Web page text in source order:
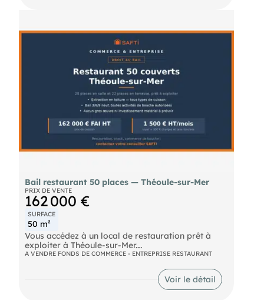
commerces alimentaires. Climatisation réversible,
double vitrage. Possibilité d'acquérir en
supplément 3 places de parking devant le local.
Taxe foncière : 1400 euros par an. Charges de
copro : 125 euros HT par mois. Délégation de
Cette annonce vous est proposée par TIBIER
- N°RSAC: 440 891 729 , Enregistré à de GRASSE
Bail restaurant 50 places — Théoule-sur-Mer
PRIX DE VENTE
162 000 €
SURFACE
50 m²
Vous accédez à un local de restauration prêt à
exploiter à Théoule-sur-Mer.
28 places en intérieur et 22 places en terrasse. La
cuisine dispose d'une extraction en toiture, qui
A VENDRE FONDS DE COMMERCE - ENTREPRISE RESTAURANT
Voir le détail